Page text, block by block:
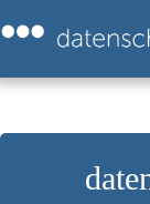
Inhalt
springen